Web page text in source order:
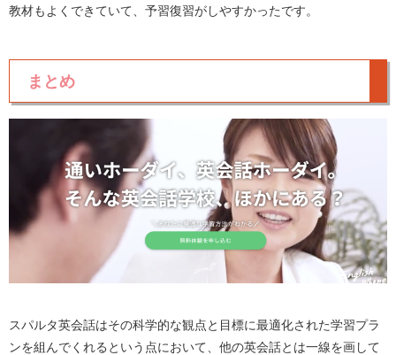
教材もよくできていて、予習復習がしやすかったです。
まとめ
スパルタ英会話はその科学的な観点と目標に最適化された学習プラ
ンを組んでくれるという点において、 他の英会話とは一線を画して